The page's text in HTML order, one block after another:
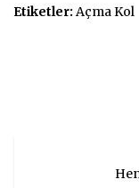
Etiketler: Açma Kol